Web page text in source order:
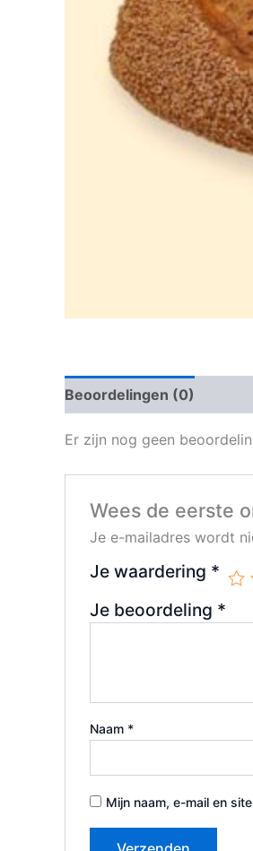
Beoordelingen (0)
Er zijn nog geen
Wees de eerste
Je e-mailadres wordt
Je waardering *
Je beoordeling *
Naam *
Mijn naam, e-mail en